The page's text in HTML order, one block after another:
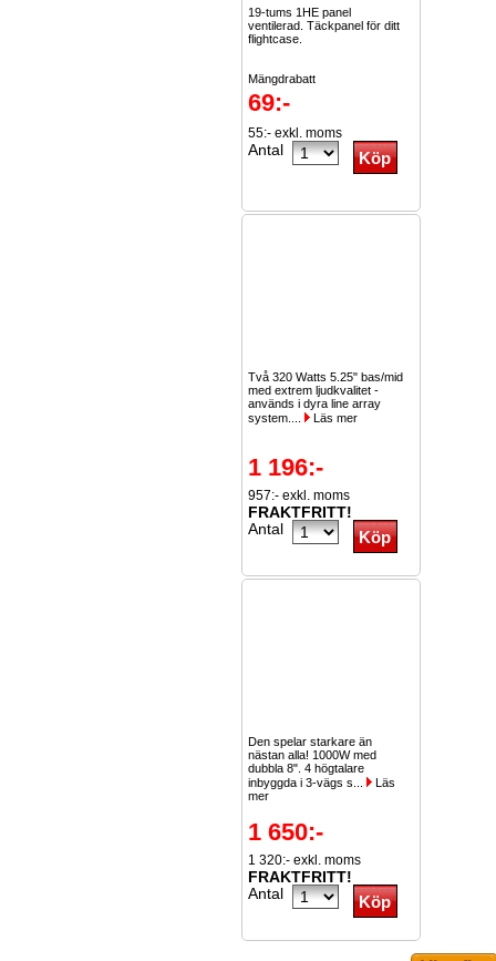
19-tums 1HE panel
ventilerad. Täckpanel för ditt
flightcase.
Mängdrabatt
5st... Läs mer
69:-
55:- exkl. moms
Antal
Två 320 Watts 5.25" bas/mid
med extrem ljudkvalitet -
används i dyra line array
system....
Läs mer
1 196:-
957:- exkl. moms
FRAKTFRITT!
Antal
Den spelar starkare än
nästan alla! 1000W med
dubbla 8". 4 högtalare
inbyggda i 3-vägs s...
Läs
mer
1 650:-
1 320:- exkl. moms
FRAKTFRITT!
Antal